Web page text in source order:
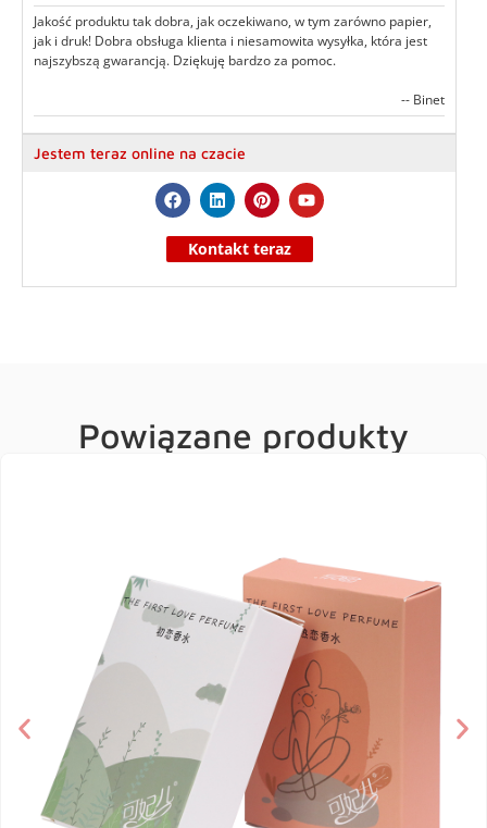
Jakość produktu tak dobra, jak oczekiwano, w tym zarówno papier,
jak i druk! Dobra obsługa klienta i niesamowita wysyłka, która jest
najszybszą gwarancją. Dziękuję bardzo za pomoc.
-- Binet
Jestem teraz online na czacie
Kontakt teraz
Powiązane produkty